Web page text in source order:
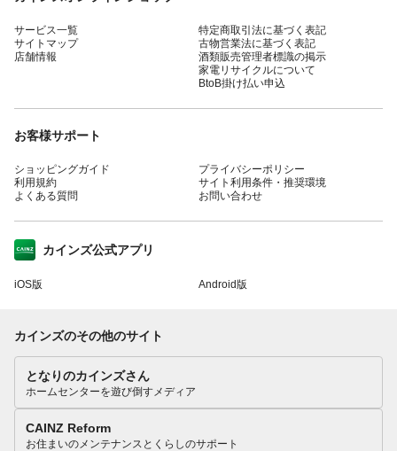
サービス一覧
サイトマップ
店舗情報
特定商取引法に基づく表記
古物営業法に基づく表記
酒類販売管理者標識の掲示
家電リサイクルについて
BtoB掛け払い申込
お客様サポート
ショッピングガイド
利用規約
よくある質問
プライバシーポリシー
サイト利用条件・推奨環境
お問い合わせ
カインズ公式アプリ
iOS版 Android版
カインズのその他のサイト
となりのカインズさん
ホームセンターを遊び倒すメディア
CAINZ Reform
お住まいのメンテナンスとくらしのサポート